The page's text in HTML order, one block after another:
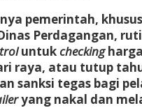
pemerintah,
Perdagangan,
untukchecking
raya, atau tutup
sanksi tegas bagi
yang nakal dan